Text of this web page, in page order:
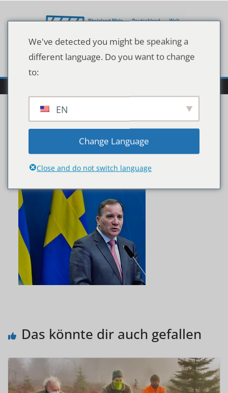
Inhalt
9a9e988d437d6de21fdc
68ee99cd6c69
Das könnte dir auch gefallen
We've detected you might be speaking a
different language. Do you want to change
to:
EN
Change Language
Close and do not switch language